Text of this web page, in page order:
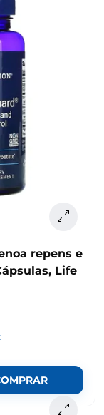
repens e
Life